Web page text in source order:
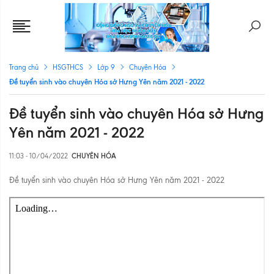
Trang chủ HSGTHCS Lớp 9 Chuyên Hóa
Đề tuyển sinh vào chuyên Hóa sở Hưng Yên năm 2021 - 2022
Đề tuyển sinh vào chuyên Hóa sở Hưng
Yên năm 2021 - 2022
11:03 - 10/04/2022 CHUYÊN HÓA
Đề tuyển sinh vào chuyên Hóa sở Hưng Yên năm 2021 - 2022